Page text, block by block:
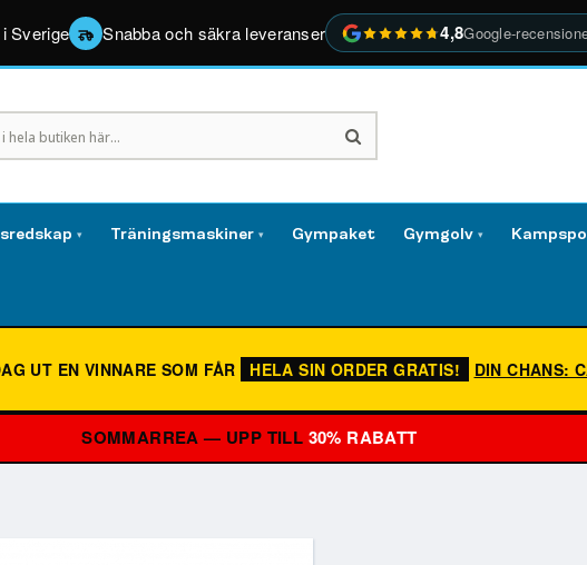
Sverige Snabba och säkra leveranser 4,8Google-
▾ Träningsmaskiner ▾ Gympaket Gymgolv ▾
UT EN VINNARE SOM FÅR HELA SIN ORDER GRATIS! DIN CHANS:
SOMMARREA — UPP TILL 30% RABATT